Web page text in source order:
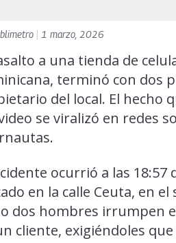
1 marzo, 2026
a una tienda de
terminó con dos
del local. El hecho
se viralizó en redes
ocurrió a las
en la calle Ceuta, en
dos hombres irrumpen
cliente, exigiéndoles